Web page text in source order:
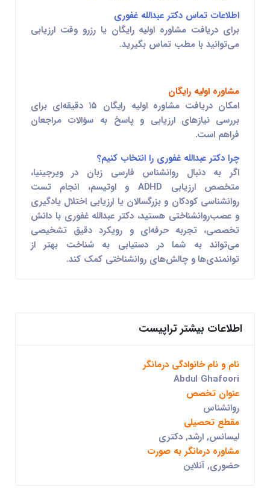
اطلاعات تماس دکترعبدالله غفوری
برای دریافت مشاوره اولیه رایگان یا رزرو وقت ارزیابی
می‌توانید با مطب تماس بگیرید.
مشاوره اولیه رایگان
امکان دریافت مشاوره اولیه رایگان ۱۵ دقیقه‌ای برای
بررسی نیازهای ارزیابی و پاسخ به سؤالات مراجعان
فراهم است.
چرا دکتر عبدالله غفوری را انتخاب کنیم؟
اگر به دنبالروانشناس فارسی زبان در ویرجینیا،
متخصص ارزیابی ADHD و اوتیسم
، انجام تست
روانشناسی کودکان و بزرگسالان یا ارزیابی اختلال یادگیری
و عصب‌روانشناختی هستید، دکتر عبدالله غفوری با دانش
تخصصی، تجربه حرفه‌ای و رویکرد دقیق تشخیصی
می‌تواند به شما در دستیابی به شناخت بهتر از
توانمندی‌ها و چالش‌های روانشناختی کمک کند.
اطلاعات بیشتر تراپیست
نام و نام خانوادگی درمانگر
Abdul Ghafoori
عنوان تخصص
روانشناس
مقطع تحصیلی
لیسانس, ارشد, دکتری
مشاوره درمانگر به صورت
حضوری, آنلاین